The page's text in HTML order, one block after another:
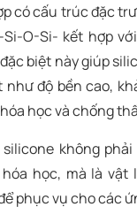
có cấu trúc đặc
O-Si- kết hợp
biệt này giúp
như độ bền cao,
học và chống
không
học, mà là vật
phục vụ cho các